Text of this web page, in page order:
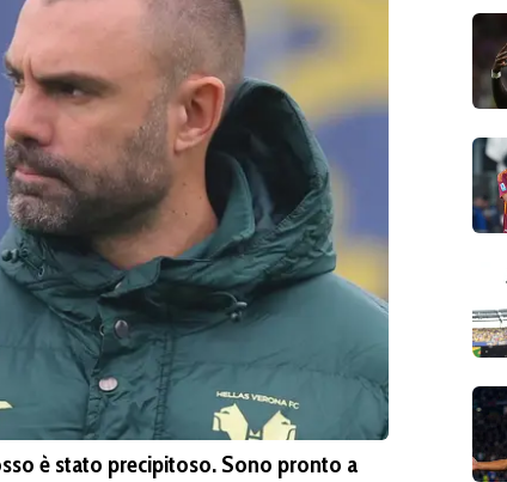
è stato precipitoso. Sono pronto a